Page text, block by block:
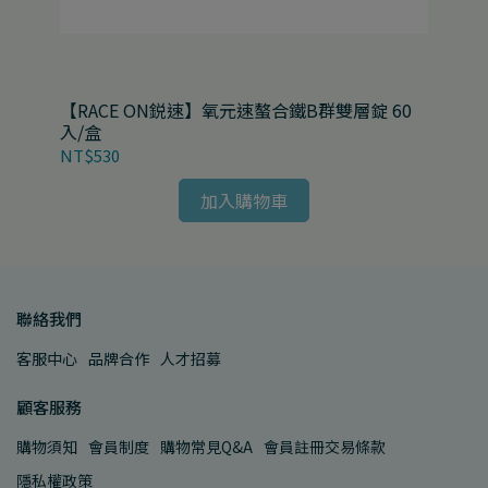
【RACE ON鋭速】氧元速螯合鐵B群雙層錠 60
入/盒
NT$530
加入購物車
聯絡我們
客服中心 品牌合作 人才招募
顧客服務
購物須知 會員制度 購物常見Q&A 會員註冊交易條款
隱私權政策